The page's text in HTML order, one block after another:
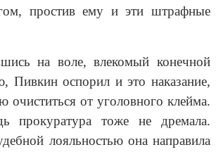
простив ему и эти штрафные
на воле, влекомый конечной
Пивкин оспорил и это наказание,
очиститься от уголовного клейма.
прокуратура тоже не дремала.
лояльностью она направила